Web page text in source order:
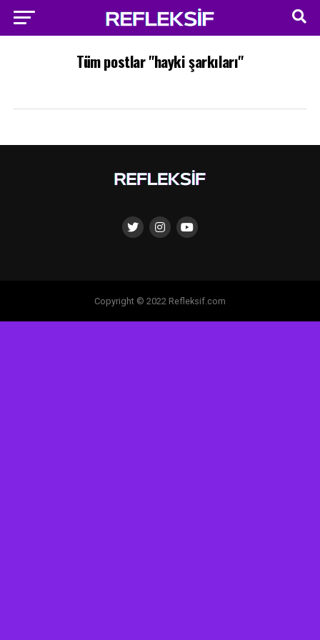
Tüm postlar "hayki şarkıları"
Copyright © 2022 Refleksif.com